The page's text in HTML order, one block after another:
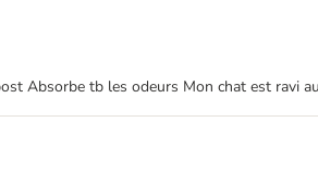
Absorbe tb les odeurs Mon chat est ravi